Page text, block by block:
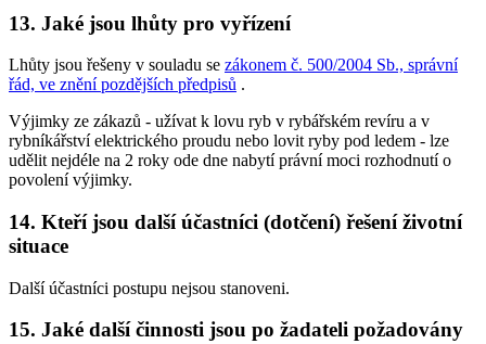
13. Jaké jsou lhůty pro vyřízení
Lhůty jsou řešeny v souladu se zákonem č. 500/2004 Sb., správní
řád, ve znění pozdějších předpisů .
Výjimky ze zákazů - užívat k lovu ryb v rybářském revíru a v
rybníkářství elektrického proudu nebo lovit ryby pod ledem - lze
udělit nejdéle na 2 roky ode dne nabytí právní moci rozhodnutí o
povolení výjimky.
14. Kteří jsou další účastníci (dotčení) řešení životní
situace
Další účastníci postupu nejsou stanoveni.
15. Jaké další činnosti jsou po žadateli požadovány